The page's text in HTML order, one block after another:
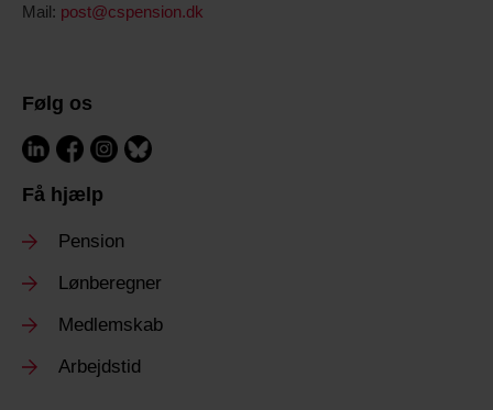
Mail: post@cspension.dk
Følg os
Få hjælp
Pension
Lønberegner
Medlemskab
Arbejdstid